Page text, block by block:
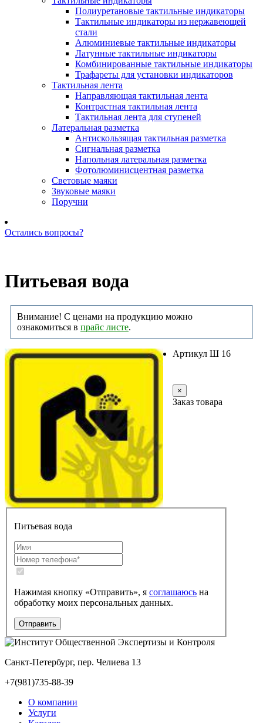
Полиуретановые тактильные индикаторы
Тактильные индикаторы из нержавеющей
стали
Алюминиевые тактильные индикаторы
Латунные тактильные индикаторы
Комбинированные тактильные индикаторы
Трафареты для установки индикаторов
Тактильная лента
Направляющая тактильная лента
Контрастная тактильная лента
Тактильная лента для ступеней
Латеральная разметка
Антискользящая тактильная разметка
Сигнальная разметка
Напольная латеральная разметка
Фотолюминисцентная разметка
Световые маяки
Звуковые маяки
Поручни
Остались вопросы?
Питьевая вода
Внимание! С ценами на продукцию можно
ознакомиться в прайс листе.
Артикул Ш 16
×
Заказ товара
Питьевая вода
Нажимая кнопку «Отправить», я соглашаюсь на
обработку моих персональных данных.
Санкт-Петербург, пер. Челиева 13
+7(981)735-88-39
О компании
Услуги